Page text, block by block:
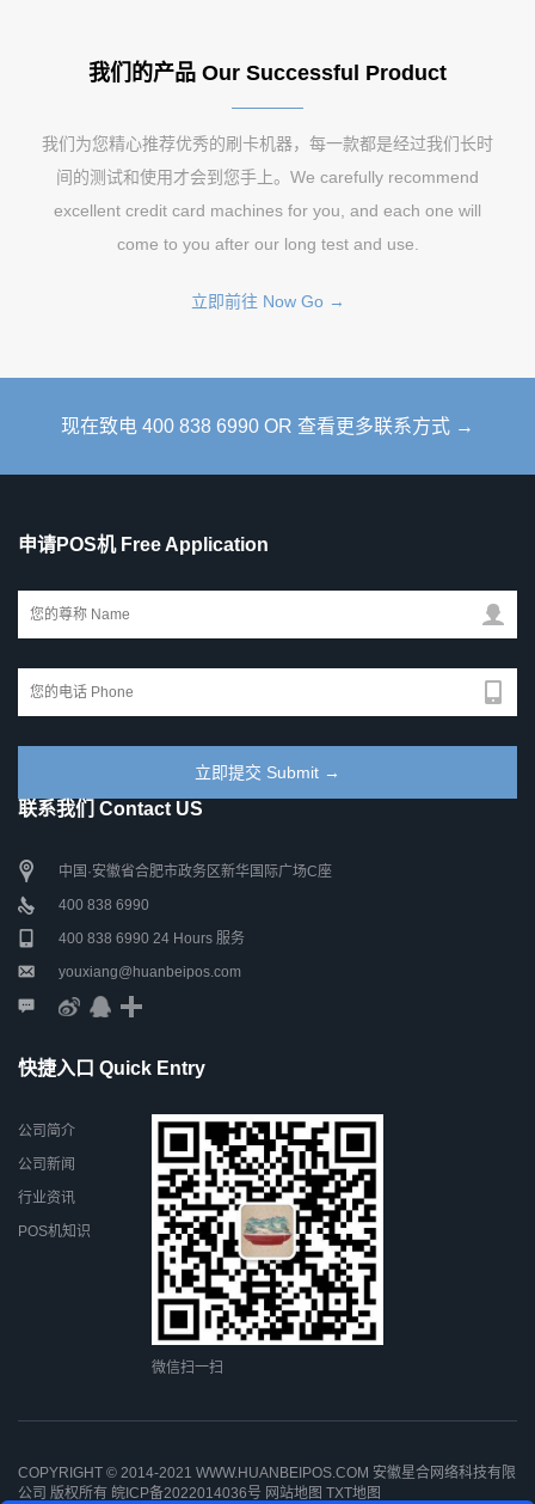
我们的产品 Our Successful Product
我们为您精心推荐优秀的刷卡机器，每一款都是经过我们长时
间的测试和使用才会到您手上。We carefully recommend
excellent credit card machines for you, and each one will
come to you after our long test and use.
立即前往 Now Go →
现在致电 400 838 6990 OR 查看更多联系方式 →
申请POS机 Free Application
联系我们 Contact US
中国·安徽省合肥市政务区新华国际广场C座
400 838 6990
400 838 6990 24 Hours 服务
youxiang@huanbeipos.com
快捷入口 Quick Entry
公司简介
公司新闻
行业资讯
POS机知识
微信扫一扫
COPYRIGHT © 2014-2021 WWW.HUANBEIPOS.COM 安徽星合网络科技有限
公司 版权所有 皖ICP备2022014036号 网站地图 TXT地图